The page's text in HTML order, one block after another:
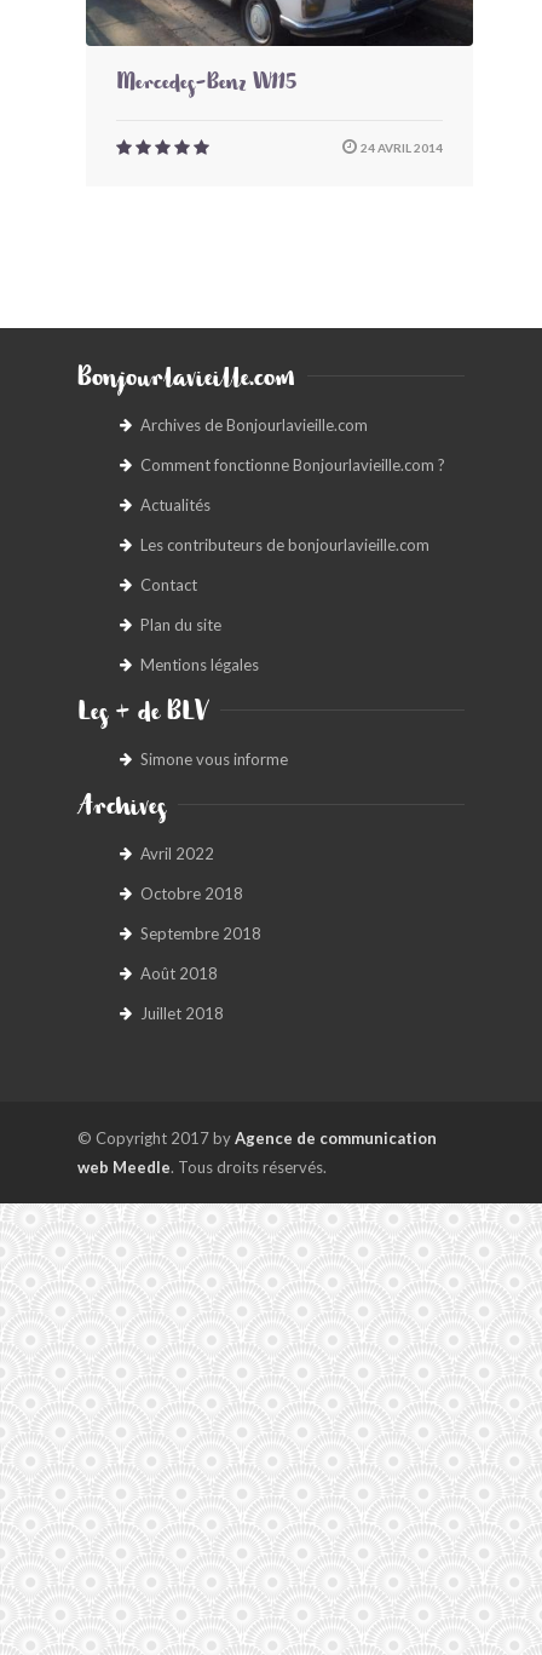
Mercedes-Benz W115
24 AVRIL 2014
Bonjourlavieille.com
Archives de Bonjourlavieille.com
Comment fonctionne Bonjourlavieille.com ?
Actualités
Les contributeurs de bonjourlavieille.com
Contact
Plan du site
Mentions légales
Les + de BLV
Simone vous informe
Archives
Avril 2022
Octobre 2018
Septembre 2018
Août 2018
Juillet 2018
© Copyright 2017 byAgence de communication
web Meedle. Tous droits réservés.